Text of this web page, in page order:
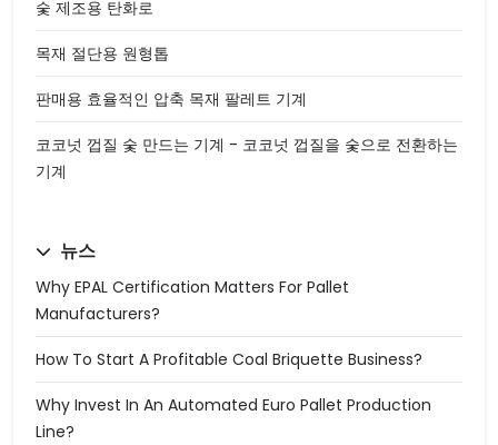
숯 제조용 탄화로
목재 절단용 원형톱
판매용 효율적인 압축 목재 팔레트 기계
코코넛 껍질 숯 만드는 기계 - 코코넛 껍질을 숯으로 전환하는
기계
뉴스
Why EPAL Certification Matters For Pallet
Manufacturers?
How To Start A Profitable Coal Briquette Business?
Why Invest In An Automated Euro Pallet Production
Line?